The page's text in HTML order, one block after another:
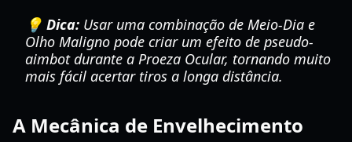
💡 Dica: Usar uma combinação de Meio-Dia e
Olho Maligno pode criar um efeito de pseudo-
aimbot durante a Proeza Ocular, tornando muito
mais fácil acertar tiros a longa distância.
A Mecânica de Envelhecimento